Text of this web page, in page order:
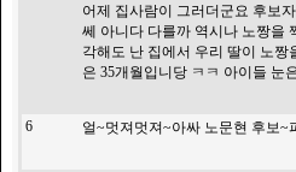
어제 집사람이 그러더군요 후보
쎄 아니다 다를까 역시나 노짱을
각해도 난 집에서 우리 딸이 노
은 35개월입니당 ㅋㅋ 아이들 눈
6
얼~멋져멋져~아싸 노문현 후보~